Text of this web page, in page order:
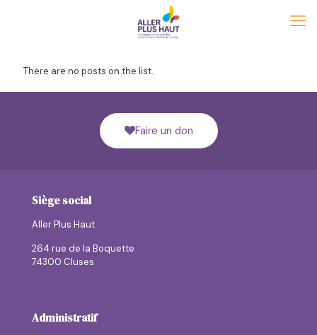
There are no posts on the list.
Faire un don
Siège social
Aller Plus Haut
264 rue de la Boquette
74300 Cluses
Administratif